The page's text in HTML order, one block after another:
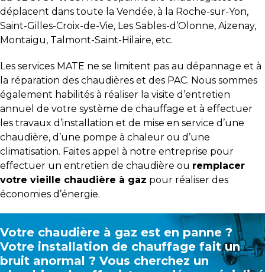
déplacent dans toute la Vendée, à la Roche-sur-Yon,
Saint-Gilles-Croix-de-Vie, Les Sables-d’Olonne, Aizenay,
Montaigu, Talmont-Saint-Hilaire, etc.
Les services MATE ne se limitent pas au dépannage et à
la réparation des chaudières et des PAC. Nous sommes
également habilités à réaliser la visite d’entretien
annuel de votre système de chauffage et à effectuer
les travaux d’installation et de mise en service d’une
chaudière, d’une pompe à chaleur ou d’une
climatisation. Faites appel à notre entreprise pour
effectuer un entretien de chaudière ou remplacer
votre vieille chaudière à gaz pour réaliser des
économies d’énergie.
Votre chaudière à gaz est en panne ?
Votre installation de chauffage fait un
bruit anormal ? Vous cherchez un